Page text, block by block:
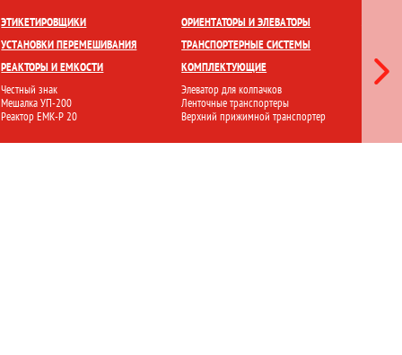
ЭТИКЕТИРОВЩИКИ
УСТАНОВКИ ПЕРЕМЕШИВАНИЯ
РЕАКТОРЫ И ЕМКОСТИ
Честный знак
Мешалка УП-200
Реактор ЕМК-Р 20
ОРИЕНТАТОРЫ И ЭЛЕВАТОРЫ
ТРАНСПОРТЕРНЫЕ СИСТЕМЫ
КОМПЛЕКТУЮЩИЕ
Элеватор для колпачков
Ленточные транспортеры
Верхний прижимной транспортер
ПРИГОТОВЛЕНИЕ И ХРАНЕНИЕ ПЕРЕМЕШИВАНИЕ